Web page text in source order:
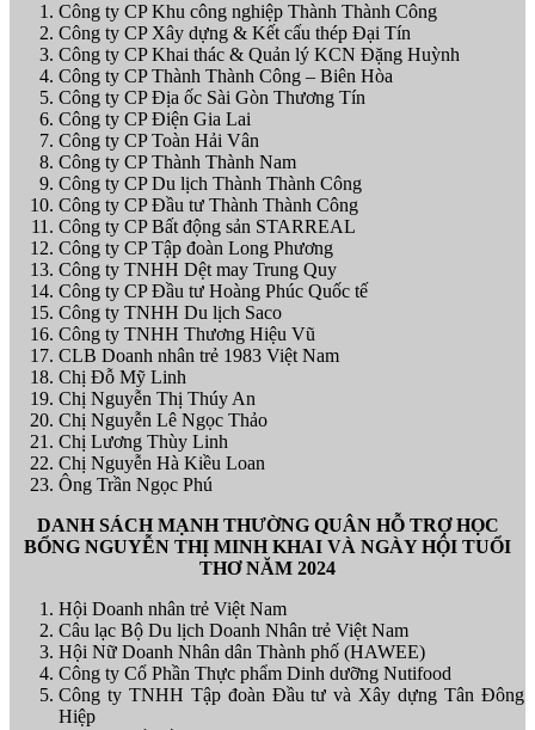
Công ty CP Khu công nghiệp Thành Thành Công
Công ty CP Xây dựng & Kết cấu thép Đại Tín
Công ty CP Khai thác & Quản lý KCN Đặng Huỳnh
Công ty CP Thành Thành Công – Biên Hòa
Công ty CP Địa ốc Sài Gòn Thương Tín
Công ty CP Điện Gia Lai
Công ty CP Toàn Hải Vân
Công ty CP Thành Thành Nam
Công ty CP Du lịch Thành Thành Công
Công ty CP Đầu tư Thành Thành Công
Công ty CP Bất động sản STARREAL
Công ty CP Tập đoàn Long Phương
Công ty TNHH Dệt may Trung Quy
Công ty CP Đầu tư Hoàng Phúc Quốc tế
Công ty TNHH Du lịch Saco
Công ty TNHH Thương Hiệu Vũ
CLB Doanh nhân trẻ 1983 Việt Nam
Chị Đỗ Mỹ Linh
Chị Nguyễn Thị Thúy An
Chị Nguyễn Lê Ngọc Thảo
Chị Lương Thùy Linh
Chị Nguyễn Hà Kiều Loan
Ông Trần Ngọc Phú
DANH SÁCH MẠNH THƯỜNG QUÂN HỖ TRỢ HỌC
BỔNG NGUYỄN THỊ MINH KHAI VÀ NGÀY HỘI TUỔI
THƠ NĂM 2024
Hội Doanh nhân trẻ Việt Nam
Câu lạc Bộ Du lịch Doanh Nhân trẻ Việt Nam
Hội Nữ Doanh Nhân dân Thành phố (HAWEE)
Công ty Cổ Phần Thực phẩm Dinh dưỡng Nutifood
Công ty TNHH Tập đoàn Đầu tư và Xây dựng Tân Đông
Hiệp